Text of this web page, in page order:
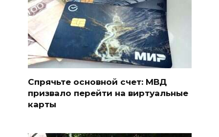
Спрячьте основной счет: МВД
призвало перейти на виртуальные
карты